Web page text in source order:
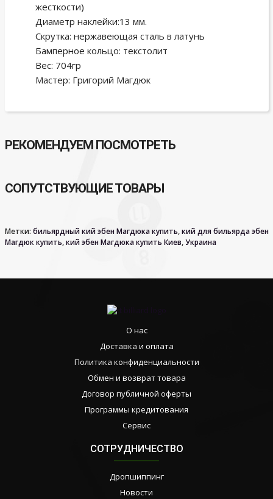
жесткости)
Диаметр наклейки:13 мм.
Скрутка: нержавеющая сталь в латунь
Бамперное кольцо: текстолит
Вес: 704гр
Мастер: Григорий Магдюк
РЕКОМЕНДУЕМ ПОСМОТРЕТЬ
СОПУТСТВУЮЩИЕ ТОВАРЫ
Метки: бильярдный кий эбен Магдюка купить,кий для бильярда эбен
Магдюк купить,кий эбен Магдюка купить Киев,Украина
О нас
Доставка и оплата
Политика конфиденциальности
Обмен и возврат товара
Договор публичной оферты
Программы кредитования
Сервис
СОТРУДНИЧЕСТВО
Дропшиппинг
Новости